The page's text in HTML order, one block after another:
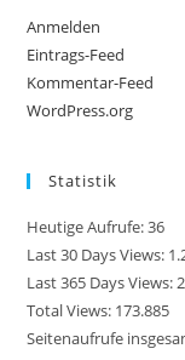
Anmelden
Eintrags-Feed
Kommentar-Feed
WordPress.org
Statistik
Heutige Aufrufe:36
Last 30 Days Views:
Last 365 Days Views:
Total Views: 173.885
Seitenaufrufe